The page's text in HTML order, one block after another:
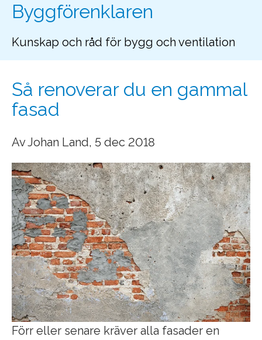
Byggförenklaren
Kunskap och råd för bygg och ventilation
Så renoverar du en gammal
fasad
AvJohan Land, 5 dec 2018
Förr eller senare kräver alla fasader en